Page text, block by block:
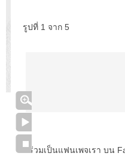
รูปที่ 1 จาก 5
ร่วมเป็นแฟนเพจเรา บน